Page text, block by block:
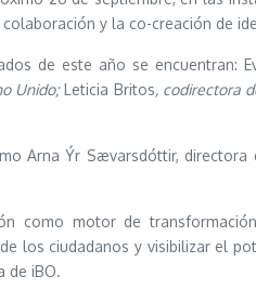
y la co-creación de
de este año se encuentran:
Unido;Leticia Britos, codirectora
Arna Ýr Sævarsdóttir, directora
como motor de
los ciudadanos y visibilizar el
de iBO.